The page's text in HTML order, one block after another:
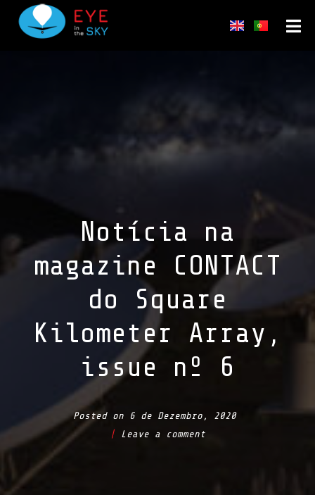
Notícia na
magazine CONTACT
do Square
Kilometer Array,
issue nº 6
Posted on
6 de Dezembro, 2020
Leave a comment